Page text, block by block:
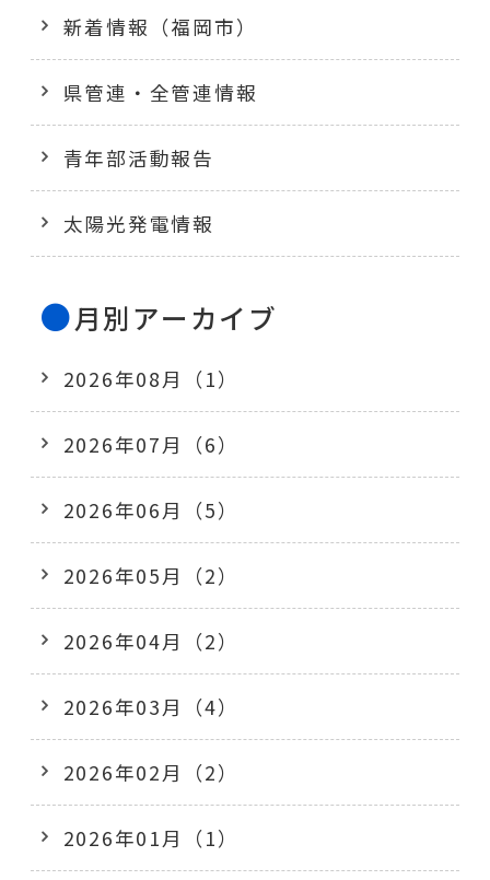
新着情報（福岡市）
県管連・全管連情報
青年部活動報告
太陽光発電情報
月別アーカイブ
2026年08月（1）
2026年07月（6）
2026年06月（5）
2026年05月（2）
2026年04月（2）
2026年03月（4）
2026年02月（2）
2026年01月（1）